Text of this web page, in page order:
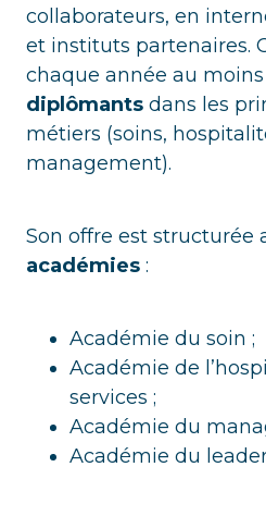
collaborateurs, en
et instituts partenaires.
chaque année au moins
diplômants dans les
métiers (soins,
management).
Son offre est structurée
académies :
Académie du soin ;
Académie de
services ;
Académie du
Académie du